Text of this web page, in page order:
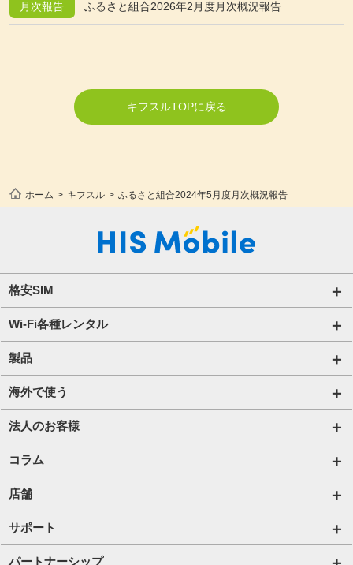
月次報告 ふるさと組合2026年2月度月次概況報告
キフスルTOPに戻る
ホーム キフスル ふるさと組合2024年5月度月次概況報告
格安SIM
国内通信SIM一覧
自由自在2.0プラン
ビタッ！プラン
販売終了したプラン
Wi-Fi各種レンタル
法人のお客様トップページ
海外短期レンタル HIS Wi-Fi
国内外長期レンタル HIS Wi-Fi PLUS+
携帯レンタル
製品
オンラインショップ
HIS Mobileケア
海外で使う
海外通信一覧
海外短期レンタル HIS Wi-Fi
国内外長期レンタル HIS Wi-Fi PLUS+
プリペイドSIM
法人のお客様
サービス一覧【法人】
格安SIM【法人】
ご利用開始の流れ【法人】
コラム
コラムTOP
格安SIMに関する記事
Wi-Fiに関する記事
店舗
HISモバイル取扱店舗
サポート
サポートトップページ
パートナーシップ